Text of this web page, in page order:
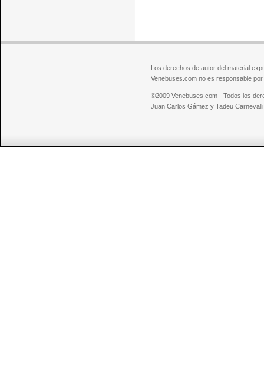
Los derechos de autor del material
Venebuses.com no es responsable
©2009 Venebuses.com - Todos los
Juan Carlos Gámez y Tadeu Carnevalli